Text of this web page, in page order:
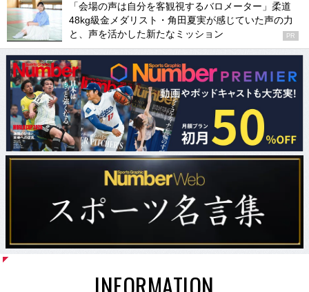
「会場の声は自分を客観視するバロメーター」柔道
48kg級金メダリスト・角田夏実が感じていた声の力
と、声を活かした新たなミッション
PR
INFORMATION